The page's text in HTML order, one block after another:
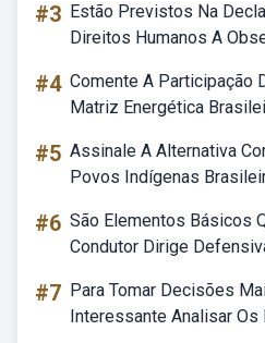
#3 Estão Previstos Na
Direitos Humanos A
#4 Comente A Participação
Matriz Energética
#5 Assinale A Alternativa
Povos Indígenas
#6 São Elementos Básicos
Condutor Dirige
#7 Para Tomar Decisões
Interessante Analisar Os